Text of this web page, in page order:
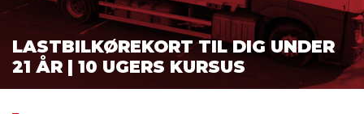
LASTBILKØREKORT TIL DIG UNDER
21 ÅR | 10 UGERS KURSUS